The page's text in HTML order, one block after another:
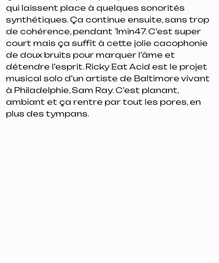
qui laissent place à quelques sonorités
synthétiques. Ça continue ensuite, sans trop
de cohérence, pendant 1min47. C’est super
court mais ça suffit à cette jolie cacophonie
de doux bruits pour marquer l’âme et
détendre l’esprit. Ricky Eat Acid est le projet
musical solo d’un artiste de Baltimore vivant
à Philadelphie, Sam Ray. C’est planant,
ambiant et ça rentre par tout les pores, en
plus des tympans.